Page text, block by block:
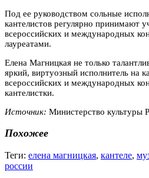
Под ее руководством сольные
кантелистов регулярно принимают
всероссийских и международных
лауреатами.
Елена Магницкая не только
яркий, виртуозный исполнитель на
всероссийских и международных
кантелистки.
Источник: Министерство культуры
Похожее
Теги: елена магницкая, кантеле,
россии